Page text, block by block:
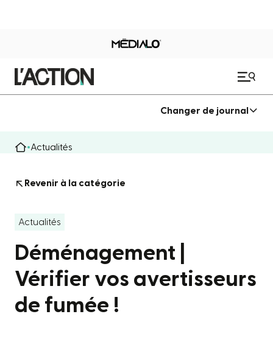
Changer de journal
Actualités
Revenir à la catégorie
Actualités
Déménagement |
Vérifier vos avertisseurs
de fumée !